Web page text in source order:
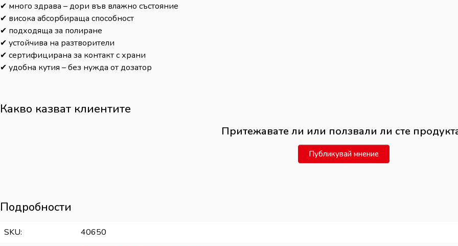
✔ много здрава – дори във влажно състояние
✔ висока абсорбираща способност
✔ подходяща за полиране
✔ устойчива на разтворители
✔ сертифицирана за контакт с храни
✔ удобна кутия – без нужда от дозатор
Какво казват клиентите
Притежавате ли или ползвали ли сте
Публикувай мнение
Подробности
SKU
40650